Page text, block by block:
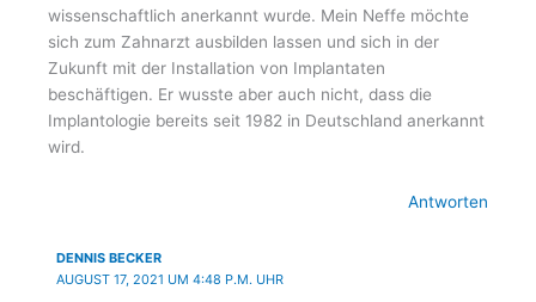
wissenschaftlich anerkannt wurde. Mein Neffe möchte
sich zum Zahnarzt ausbilden lassen und sich in der
Zukunft mit der Installation von Implantaten
beschäftigen. Er wusste aber auch nicht, dass die
Implantologie bereits seit 1982 in Deutschland anerkannt
wird.
Antworten
DENNIS BECKER
AUGUST 17, 2021 UM 4:48 P.M. UHR